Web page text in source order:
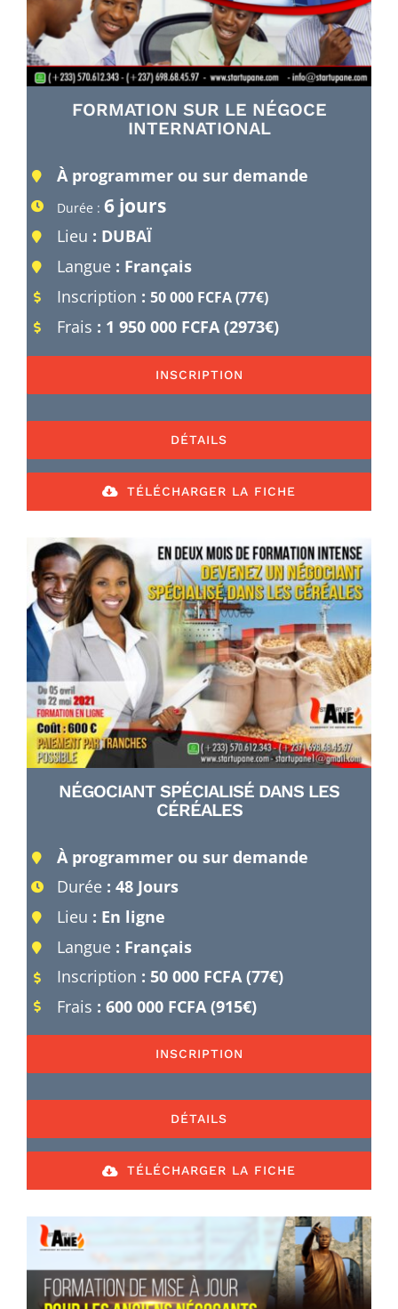
FORMATION SUR LE NÉGOCE
INTERNATIONAL
À programmer ou sur demande
Durée : 6 jours
Lieu : DUBAÏ
Langue: Français
Inscription : 50 000 FCFA (77€)
Frais : 1 950 000 FCFA (2973€)
INSCRIPTION
DÉTAILS
TÉLÉCHARGER LA FICHE
NÉGOCIANT SPÉCIALISÉ DANS LES
CÉRÉALES
À programmer ou sur demande
Durée : 48 Jours
Lieu : En ligne
Langue: Français
Inscription : 50000 FCFA (77€)
Frais : 600 000 FCFA (915€)
INSCRIPTION
DÉTAILS
TÉLÉCHARGER LA FICHE